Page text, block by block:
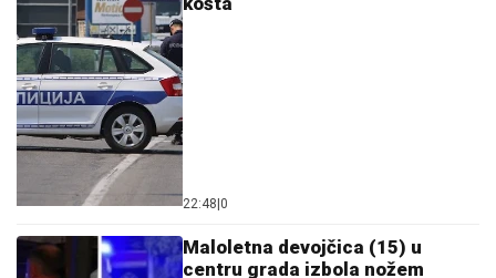
(VIDEO) MINA KOSTIĆ PEVA, NJEN
DEČKO PLAČE
snimak: Nije mogao da sakrije
emocije, evo šta se dešava nakon
teškog perioda